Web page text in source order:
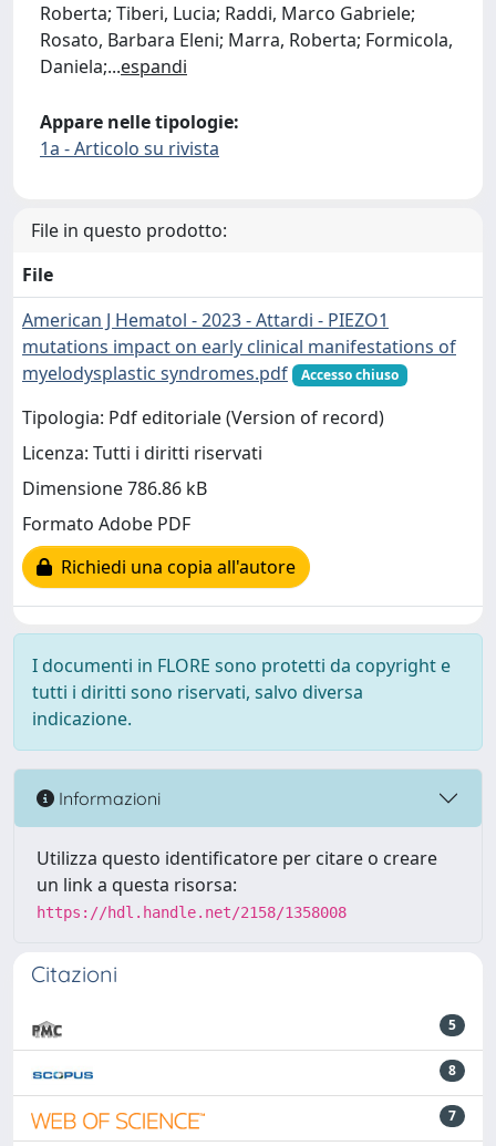
Roberta; Tiberi, Lucia; Raddi, Marco Gabriele;
Rosato, Barbara Eleni; Marra, Roberta; Formicola,
Daniela;...espandi
Appare nelle tipologie:
1a - Articolo su rivista
File in questo prodotto:
File
American J Hematol - 2023 - Attardi - PIEZO1
mutations impact on early clinical manifestations of
myelodysplastic syndromes.pdf
Accesso chiuso
Tipologia: Pdf editoriale (Version of record)
Licenza: Tutti i diritti riservati
Dimensione 786.86 kB
Formato Adobe PDF
Richiedi una copia all'autore
I documenti in FLORE sono protetti da copyright e
tutti i diritti sono riservati, salvo diversa
indicazione.
Informazioni
Utilizza questo identificatore per citare o creare
un link a questa risorsa:
https://hdl.handle.net/2158/1358008
Citazioni
5
8
7